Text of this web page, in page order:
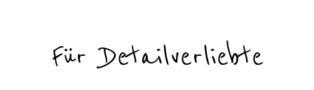
Für Detailverliebte